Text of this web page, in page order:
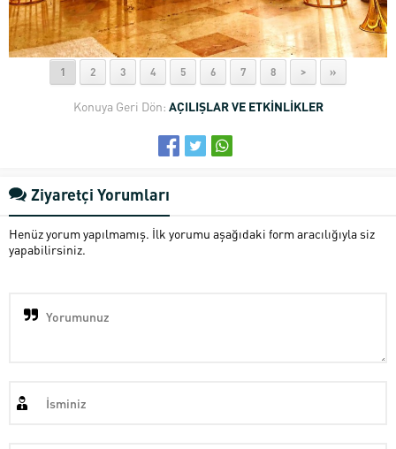
1 2 3 4 5 6 7 8 > »
Konuya Geri Dön: AÇILIŞLAR VE ETKİNLİKLER
Ziyaretçi Yorumları
Henüz yorum yapılmamış. İlk yorumu aşağıdaki form aracılığıyla siz
yapabilirsiniz.